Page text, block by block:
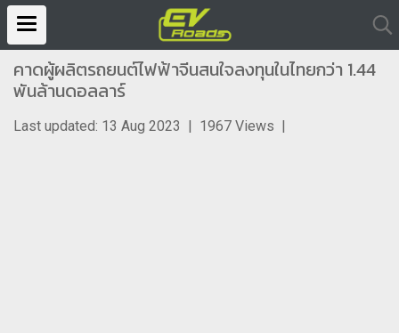
คาดผู้ผลิตรถยนต์ไฟฟ้าจีนสนใจลงทุนในไทยกว่า 1.44
พันล้านดอลลาร์
Last updated: 13 Aug 2023 | 1967 Views |